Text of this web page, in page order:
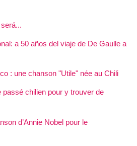
a 50 años del viaje de De Gaulle a
: une chanson "Utile" née au Chili
passé chilien pour y trouver de
d’Annie Nobel pour le